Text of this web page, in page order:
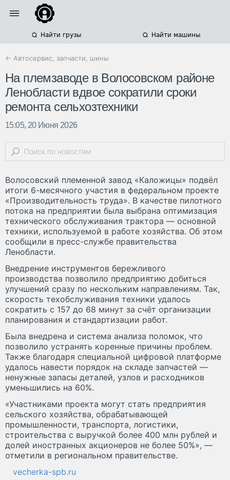
Найти грузы Найти машины
← Автосервис, запчасти, шины
На племзаводе в Волосовском районе
Ленобласти вдвое сократили сроки
ремонта сельхозтехники
15:05, 20 Июня 2026
Волосовский племенной завод «Каложицы» подвёл
итоги 6-месячного участия в федеральном проекте
«Производительность труда». В качестве пилотного
потока на предприятии была выбрана оптимизация
технического обслуживания трактора — основной
техники, используемой в работе хозяйства. Об этом
сообщили в пресс-службе правительства
Ленобласти.
Внедрение инструментов бережливого
производства позволило предприятию добиться
улучшений сразу по нескольким направлениям. Так,
скорость техобслуживания техники удалось
сократить с 157 до 68 минут за счёт организации
планирования и стандартизации работ.
Была внедрена и система анализа поломок, что
позволило устранять коренные причины проблем.
Также благодаря специальной цифровой платформе
удалось навести порядок на складе запчастей —
ненужные запасы деталей, узлов и расходников
уменьшились на 60%.
«Участниками проекта могут стать предприятия
сельского хозяйства, обрабатывающей
промышленности, транспорта, логистики,
строительства с выручкой более 400 млн рублей и
долей иностранных акционеров не более 50%», —
отметили в региональном правительстве.
vecherka-spb.ru